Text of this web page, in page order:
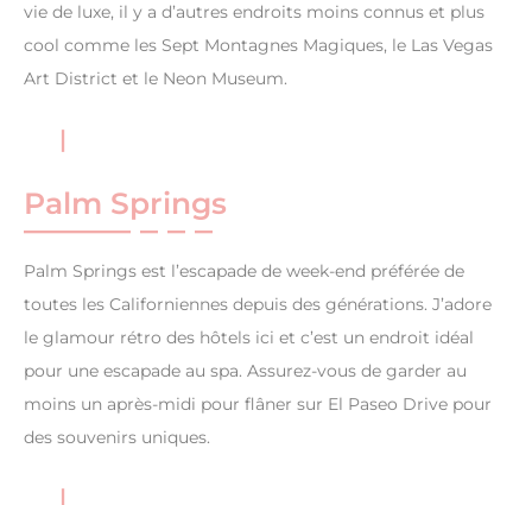
vie de luxe, il y a d’autres endroits moins connus et plus
cool comme les Sept Montagnes Magiques, le Las Vegas
Art District et le Neon Museum.
Palm Springs
Palm Springs est l’escapade de week-end préférée de
toutes les Californiennes depuis des générations. J’adore
le glamour rétro des hôtels ici et c’est un endroit idéal
pour une escapade au spa. Assurez-vous de garder au
moins un après-midi pour flâner sur El Paseo Drive pour
des souvenirs uniques.